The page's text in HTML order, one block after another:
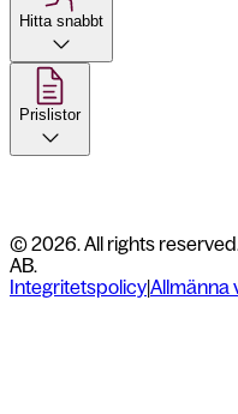
Hitta snabbt
Prislistor
© 2026. All rights
AB.
Integritetspolicy|Allmänna